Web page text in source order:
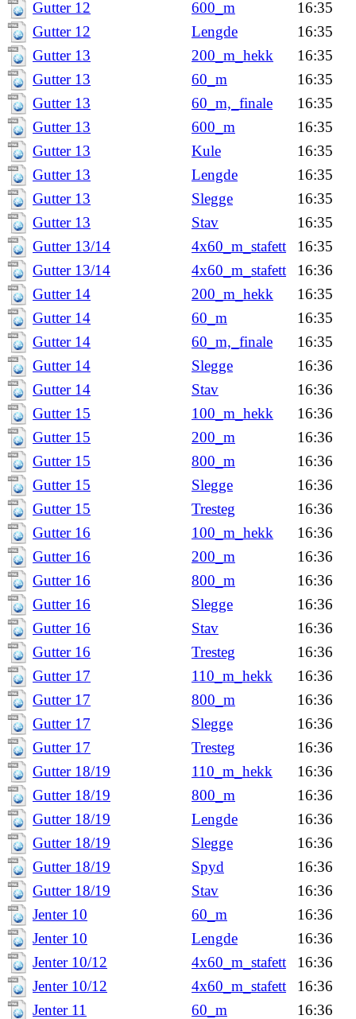
Gutter 12
600_m
16:35
Gutter 12
Lengde
16:35
Gutter 13
200_m_hekk
16:35
Gutter 13
60_m
16:35
Gutter 13
60_m,_finale
16:35
Gutter 13
600_m
16:35
Gutter 13
Kule
16:35
Gutter 13
Lengde
16:35
Gutter 13
Slegge
16:35
Gutter 13
Stav
16:35
Gutter 13/14
4x60_m_stafett
16:35
Gutter 13/14
4x60_m_stafett
16:36
Gutter 14
200_m_hekk
16:35
Gutter 14
60_m
16:35
Gutter 14
60_m,_finale
16:35
Gutter 14
Slegge
16:36
Gutter 14
Stav
16:36
Gutter 15
100_m_hekk
16:36
Gutter 15
200_m
16:36
Gutter 15
800_m
16:36
Gutter 15
Slegge
16:36
Gutter 15
Tresteg
16:36
Gutter 16
100_m_hekk
16:36
Gutter 16
200_m
16:36
Gutter 16
800_m
16:36
Gutter 16
Slegge
16:36
Gutter 16
Stav
16:36
Gutter 16
Tresteg
16:36
Gutter 17
110_m_hekk
16:36
Gutter 17
800_m
16:36
Gutter 17
Slegge
16:36
Gutter 17
Tresteg
16:36
Gutter 18/19
110_m_hekk
16:36
Gutter 18/19
800_m
16:36
Gutter 18/19
Lengde
16:36
Gutter 18/19
Slegge
16:36
Gutter 18/19
Spyd
16:36
Gutter 18/19
Stav
16:36
Jenter 10
60_m
16:36
Jenter 10
Lengde
16:36
Jenter 10/12
4x60_m_stafett
16:36
Jenter 10/12
4x60_m_stafett
16:36
Jenter 11
60_m
16:36